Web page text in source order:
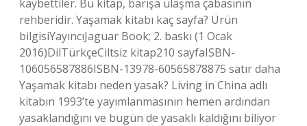
kaybettiler. Bu kitap, barışa ulaşma çabasının
rehberidir. Yaşamak kitabı kaç sayfa? Ürün
bilgisiYayıncıJaguar Book; 2. baskı (1 Ocak
2016)DilTürkçeCiltsiz kitap210 sayfaISBN-
10‎6056587886ISBN-13‎978-60565878875 satır daha
Yaşamak kitabı neden yasak? Living in China adlı
kitabın 1993’te yayımlanmasının hemen ardından
yasaklandığını ve bugün de yasaklı kaldığını biliyor